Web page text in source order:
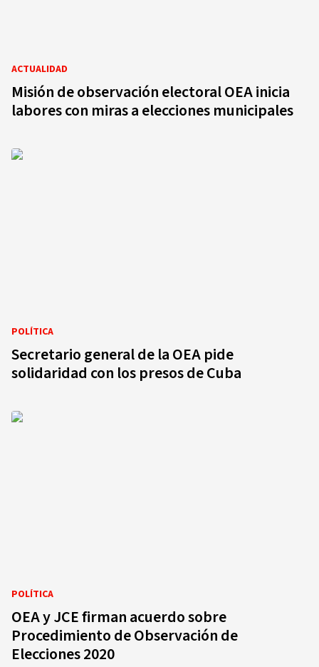
ACTUALIDAD
Misión de observación electoral OEA inicia
labores con miras a elecciones municipales
POLÍTICA
Secretario general de la OEA pide
solidaridad con los presos de Cuba
POLÍTICA
OEA y JCE firman acuerdo sobre
Procedimiento de Observación de
Elecciones 2020